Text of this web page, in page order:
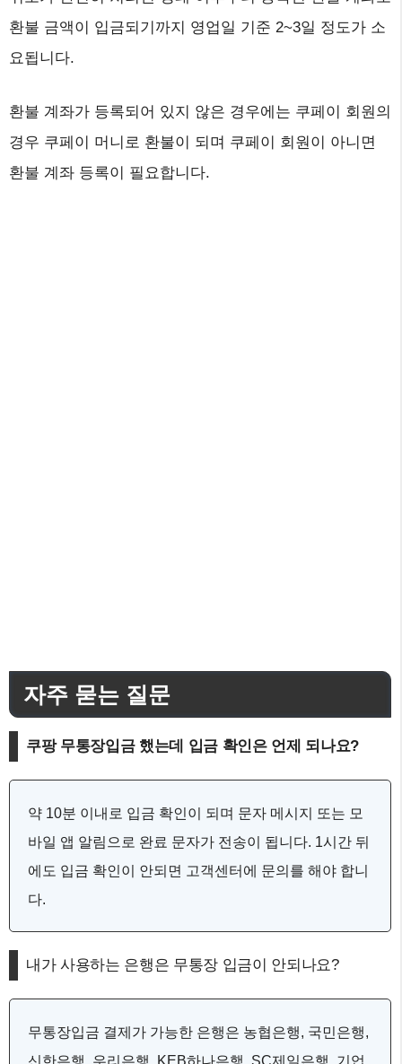
환불 금액이 입금되기까지 영업일 기준 2~3일 정도가 소
요됩니다.
환불 계좌가 등록되어 있지 않은 경우에는 쿠페이 회원의
경우 쿠페이 머니로 환불이 되며 쿠페이 회원이 아니면
환불 계좌 등록이 필요합니다.
자주 묻는 질문
쿠팡 무통장입금 했는데 입금 확인은 언제 되나요?
약 10분 이내로 입금 확인이 되며 문자 메시지 또는 모
바일 앱 알림으로 완료 문자가 전송이 됩니다. 1시간 뒤
에도 입금 확인이 안되면 고객센터에 문의를 해야 합니
다.
내가 사용하는 은행은 무통장 입금이 안되나요?
무통장입금 결제가 가능한 은행은 농협은행, 국민은행,
신한은행, 우리은행, KEB하나은행, SC제일은행, 기업